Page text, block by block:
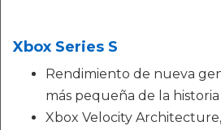
Xbox Series S
Rendimiento de nueva
más pequeña de la historia
Xbox Velocity